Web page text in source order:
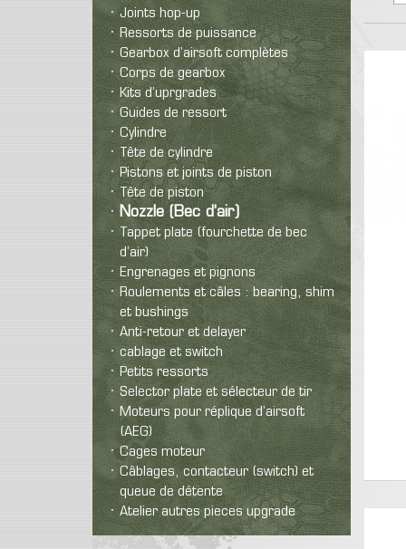
Colt 1911
Glock
Revolver
Vintage Autre
Réplique airsoft spring
T-Shirt
Polaire
Bas
Pantalon
Joints hop-up
Ressorts de puissance
Gearbox d’airsoft complètes
Corps de gearbox
Kits d’uprgrades
Guides de ressort
Cylindre
Tête de cylindre
Pistons et joints de piston
Tête de piston
Nozzle (Bec d’air)
Tappet plate (fourchette de bec
d’air)
Engrenages et pignons
Roulements et câles : bearing, shim
et bushings
Anti-retour et delayer
cablage et switch
Petits ressorts
Selector plate et sélecteur de tir
Moteurs pour réplique d’airsoft
(AEG)
Cages moteur
Câblages, contacteur (switch) et
queue de détente
Atelier autres pieces upgrade